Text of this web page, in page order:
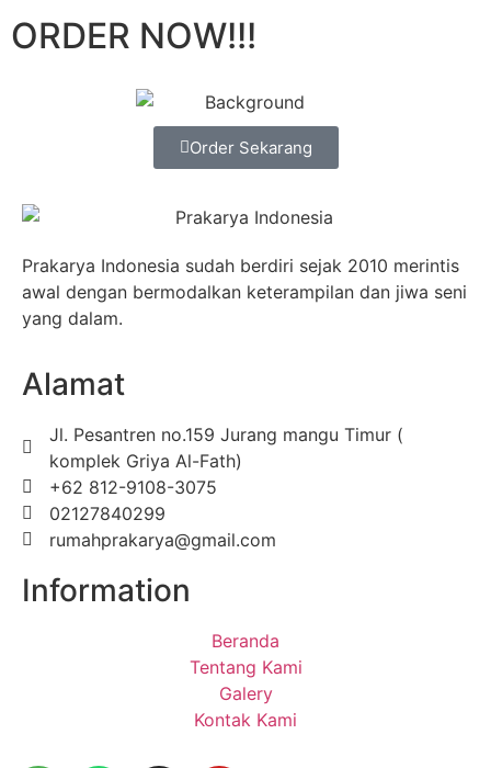
ORDER NOW!!!
Order Sekarang
Prakarya Indonesia sudah berdiri sejak 2010 merintis
awal dengan bermodalkan keterampilan dan jiwa seni
yang dalam.
Alamat
Jl. Pesantren no.159 Jurang mangu Timur (
komplek Griya Al-Fath)
+62 812-9108-3075
02127840299
rumahprakarya@gmail.com
Information
Beranda
Tentang Kami
Galery
Kontak Kami